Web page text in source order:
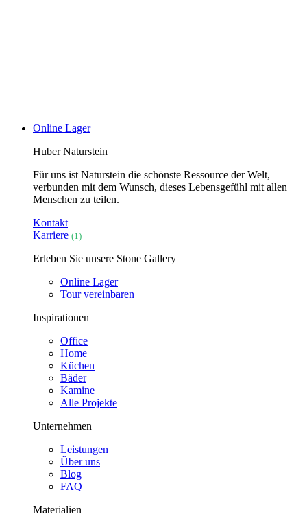
Online Lager
Huber Naturstein
Für uns ist Naturstein die schönste Ressource der Welt,
verbunden mit dem Wunsch, dieses Lebensgefühl mit allen
Menschen zu teilen.
Kontakt
Karriere (1)
Erleben Sie unsere Stone Gallery
Online Lager
Tour vereinbaren
Inspirationen
Office
Home
Küchen
Bäder
Kamine
Alle Projekte
Unternehmen
Leistungen
Über uns
Blog
FAQ
Materialien